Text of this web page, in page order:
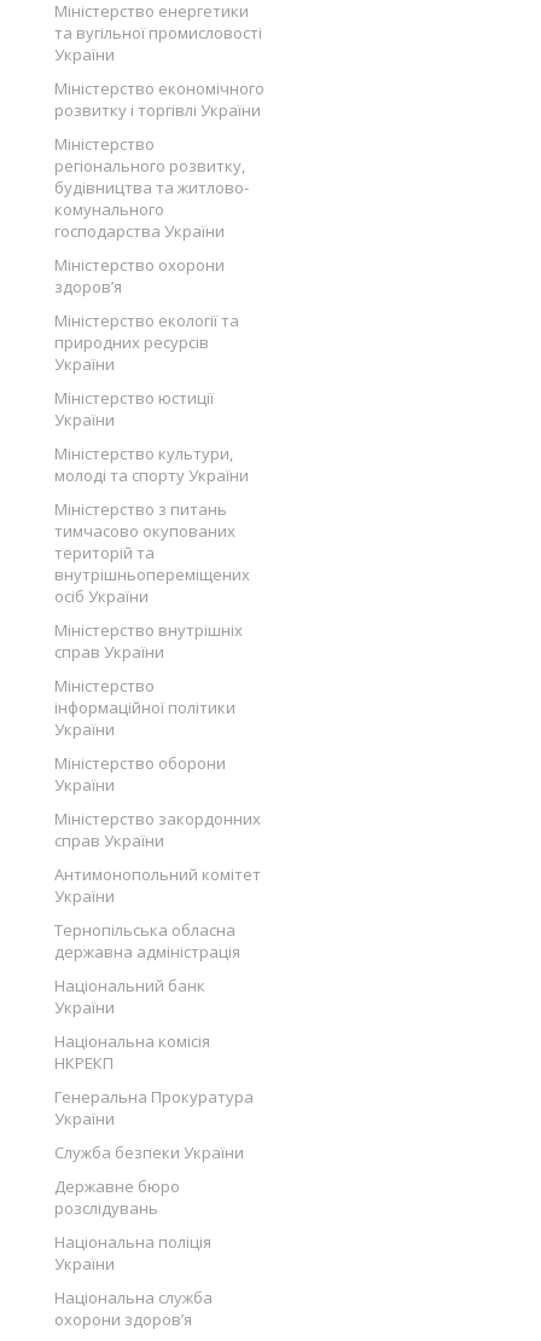
Міністерство енергетики
та вугільної промисловості
України
Міністерство економічного
розвитку і торгівлі України
Міністерство
регіонального розвитку,
будівництва та житлово-
комунального
господарства України
Міністерство охорони
здоров’я
Міністерство екології та
природних ресурсів
України
Міністерство юстиції
України
Міністерство культури,
молоді та спорту України
Міністерство з питань
тимчасово окупованих
територій та
внутрішньопереміщених
осіб України
Міністерство внутрішніх
справ України
Міністерство
інформаційної політики
України
Міністерство оборони
України
Міністерство закордонних
справ України
Антимонопольний комітет
України
Тернопільська обласна
державна адміністрація
Національний банк
України
Національна комісія
НКРЕКП
Генеральна Прокуратура
України
Служба безпеки України
Державне бюро
розслідувань
Національна поліція
України
Національна служба
охорони здоров’я